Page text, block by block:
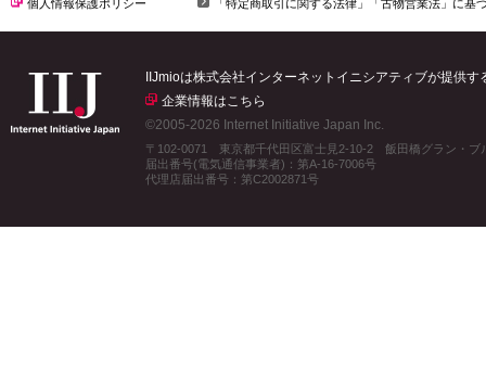
個人情報保護ポリシー
「特定商取引に関する法律」「古物営業法」に基
IIJmioは株式会社インターネットイニシアティブが提供
企業情報はこちら
©2005-2026 Internet Initiative Japan Inc.
〒102-0071 東京都千代田区富士見2-10-2 飯田橋グラン・ブ
届出番号(電気通信事業者)：第A-16-7006号
代理店届出番号：第C2002871号